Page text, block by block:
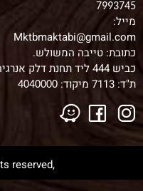
7993745
מייל:
Mktbmaktabi@gmail.com
כתובת: טייבה המשולש.
כביש 444 ליד תחנת דלק אנרגיה
ת"ד: 7113 מיקוד:
4040000
,MAKTABI©All Rights reserved